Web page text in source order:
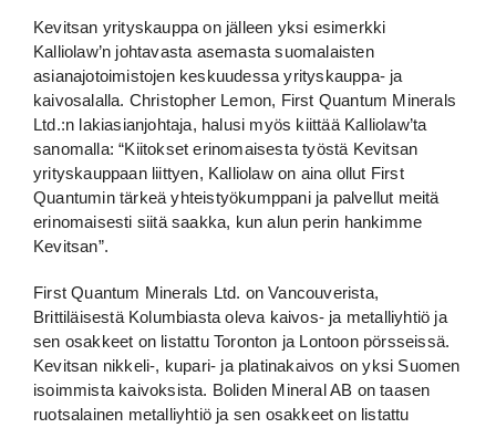
Kevitsan yrityskauppa on jälleen yksi esimerkki
Kalliolaw’n johtavasta asemasta suomalaisten
asianajotoimistojen keskuudessa yrityskauppa- ja
kaivosalalla. Christopher Lemon, First Quantum Minerals
Ltd.:n lakiasianjohtaja, halusi myös kiittää Kalliolaw’ta
sanomalla: “Kiitokset erinomaisesta työstä Kevitsan
yrityskauppaan liittyen, Kalliolaw on aina ollut First
Quantumin tärkeä yhteistyökumppani ja palvellut meitä
erinomaisesti siitä saakka, kun alun perin hankimme
Kevitsan”.
First Quantum Minerals Ltd. on Vancouverista,
Brittiläisestä Kolumbiasta oleva kaivos- ja metalliyhtiö ja
sen osakkeet on listattu Toronton ja Lontoon pörsseissä.
Kevitsan nikkeli-, kupari- ja platinakaivos on yksi Suomen
isoimmista kaivoksista. Boliden Mineral AB on taasen
ruotsalainen metalliyhtiö ja sen osakkeet on listattu